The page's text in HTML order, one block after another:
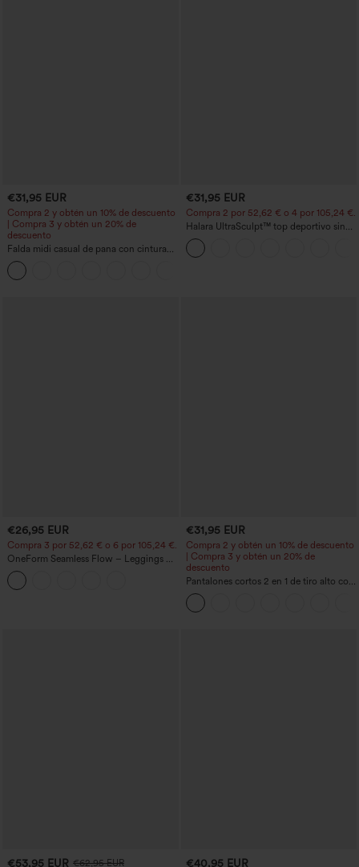
€31,95 EUR
Compra 2 y obtén un 10% de descuento
| Compra 3 y obtén un 20% de
descuento
Falda midi casual de pana con cintura
media y bolsillo lateral frontal con
solapa
€31,95 EUR
Compra 2 por 52,62 € o 4 por 105,24 €.
Halara UltraSculpt™ top deportivo sin
mangas con escote redondo y bajo
curvo
€26,95 EUR
Compra 3 por 52,62 € o 6 por 105,24 €.
OneForm Seamless Flow – Leggings de
yoga sin costuras, tiro medio, control de
abdomen y realce de glúteos
€31,95 EUR
Compra 2 y obtén un 10% de descuento
| Compra 3 y obtén un 20% de
descuento
Pantalones cortos 2 en 1 de tiro alto con
bolsillo interior y trasero
€53,95 EUR €62,95 EUR €40,95 EUR